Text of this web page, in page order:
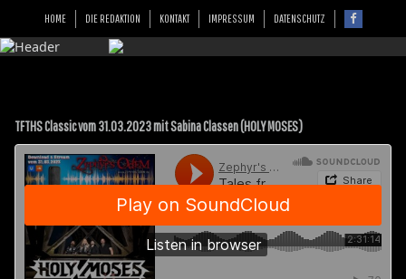
HOME DIE REDAKTION KONTAKT IMPRESSUM DATENSCHUTZ
TFTHS Classic vom 31.03.2023 mit Sabina Classen (HOLY MOSES)